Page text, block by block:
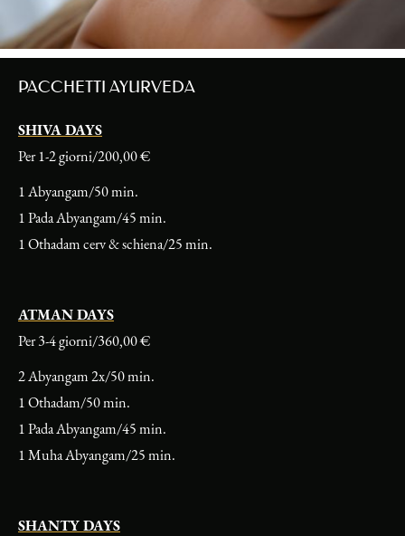
PACCHETTI AYURVEDA
SHIVA DAYS
Per 1-2 giorni/200,00 €
1 Abyangam/50 min.
1 Pada Abyangam/45 min.
1 Othadam cerv & schiena/25 min.
ATMAN DAYS
Per 3-4 giorni/360,00 €
2 Abyangam 2x/50 min.
1 Othadam/50 min.
1 Pada Abyangam/45 min.
1 Muha Abyangam/25 min.
SHANTY DAYS